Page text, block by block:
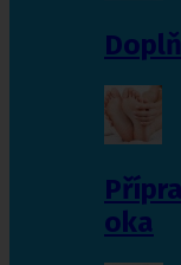
oka